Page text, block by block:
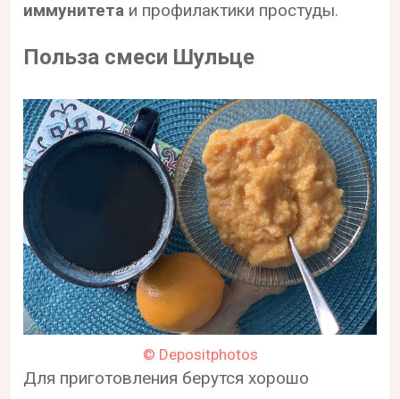
иммунитета и профилактики простуды.
Польза смеси Шульце
© Depositphotos
Для приготовления берутся хорошо